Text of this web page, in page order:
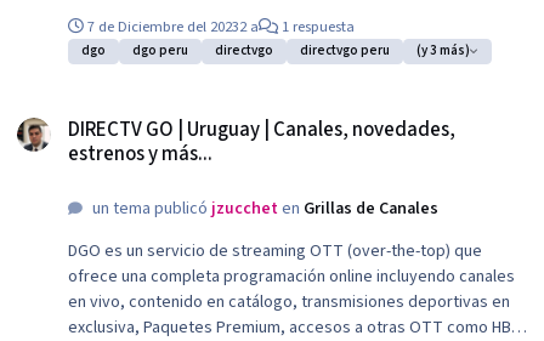
ver hasta en dos dispositivos en simultaneo.
7 de Diciembre del 20232 a 1 respuesta
dgo dgo peru directvgo directvgo peru (y 3 más)
DIRECTV GO | Uruguay | Canales, novedades,
estrenos y más...
un tema publicó jzuccheten Grillas de Canales
DGO es un servicio de streaming OTT (over-the-top) que
ofrece una completa programación online incluyendo canales
en vivo, contenido en catálogo, transmisiones deportivas en
exclusiva, Paquetes Premium, accesos a otras OTT como HBO